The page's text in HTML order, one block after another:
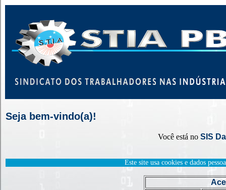
Seja bem-vindo(a)!
Você está no SIS
Este site usa cookies e dados